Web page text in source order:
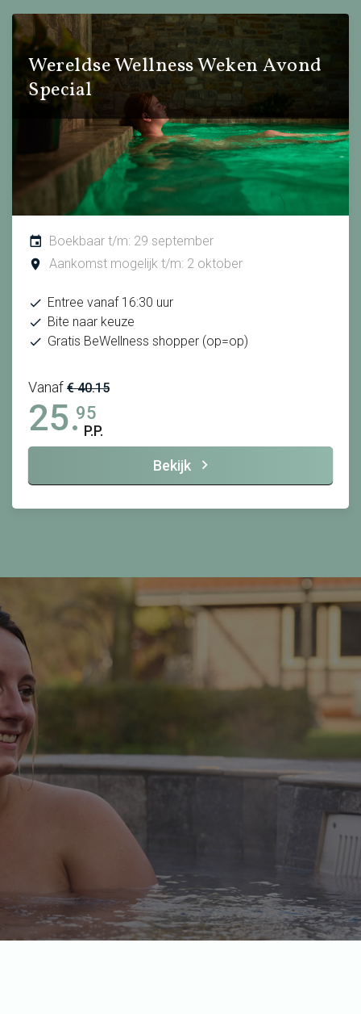
Wereldse Wellness Weken Avond
Special
Boekbaar t/m: 29 september
Aankomst mogelijk t/m: 2 oktober
Entree vanaf 16:30 uur
Bite naar keuze
Gratis BeWellness shopper (op=op)
Vanaf € 40.15
25.95
P.P.
Bekijk